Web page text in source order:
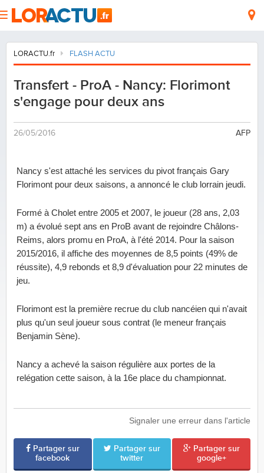
LORACTU.fr FLASH ACTU
Transfert - ProA - Nancy: Florimont
s'engage pour deux ans
26/05/2016 AFP
Nancy s'est attaché les services du pivot français Gary
Florimont pour deux saisons, a annoncé le club lorrain jeudi.
Formé à Cholet entre 2005 et 2007, le joueur (28 ans, 2,03
m) a évolué sept ans en ProB avant de rejoindre Châlons-
Reims, alors promu en ProA, à l'été 2014. Pour la saison
2015/2016, il affiche des moyennes de 8,5 points (49% de
réussite), 4,9 rebonds et 8,9 d'évaluation pour 22 minutes de
jeu.
Florimont est la première recrue du club nancéien qui n'avait
plus qu'un seul joueur sous contrat (le meneur français
Benjamin Sène).
Nancy a achevé la saison régulière aux portes de la
relégation cette saison, à la 16e place du championnat.
Signaler une erreur dans l'article
Partager sur
facebook
Partager sur
twitter
Partager sur
google+